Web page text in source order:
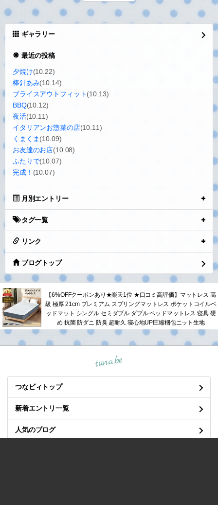
ギャラリー
最近の投稿
夕焼け(10.22)
棒針あみ(10.14)
ブライスアウトフィット(10.13)
BBQ(10.12)
夜活(10.11)
イタリアンお惣菜の店(10.11)
くまくま(10.09)
お友達のお店(10.08)
ふたりで(10.07)
完成！ (10.07)
月別エントリー
タグ一覧
リンク
ブログトップ
【6%OFFクーポンあり★楽天1位 ★口コミ高評価】マットレス 高
級 極厚 21cm プレミアム スプリングマットレス ポケットコイルベ
ッドマット シングル セミダブル ダブル ベッドマットレス 寝具 硬
め 抗菌 防ダニ 防臭 超耐久 寝心地UP圧縮梱包ニット生地
tuna.be
つなビィトップ
新着エントリ一覧
人気のブログ